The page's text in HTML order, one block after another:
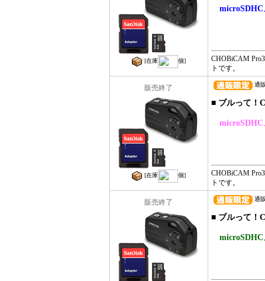
[在庫 個]
CHOBiCAM
トです。
販売終了
[在庫 個]
通
■ ブルって！
CHOBiCAM
トです。
販売終了 通
■ ブルって！